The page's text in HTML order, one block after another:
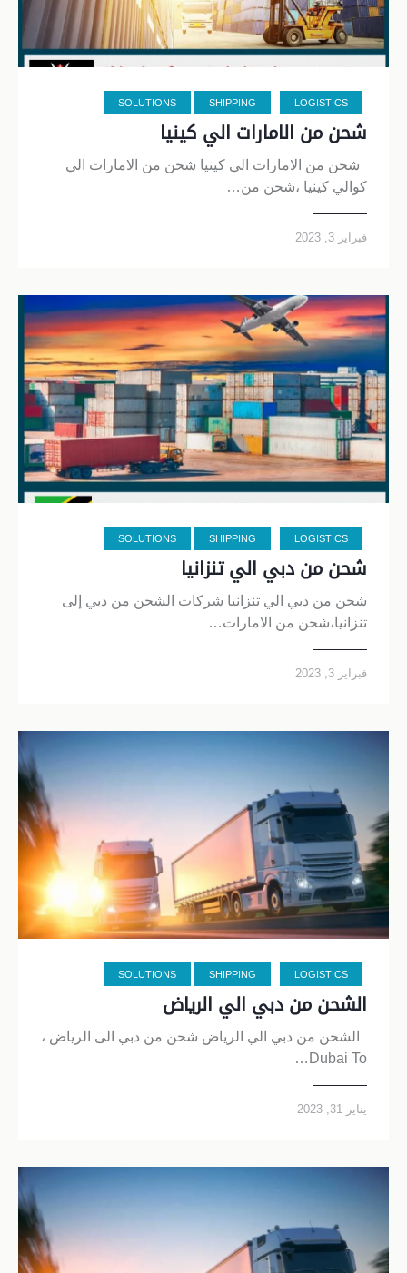
LOGISTICS
SHIPPING
SOLUTIONS
شحن من الامارات الي كينيا
شحن من الامارات الي كينيا شحن من الامارات الي
كوالي كينيا ،شحن من…
فبراير 3, 2023
LOGISTICS
SHIPPING
SOLUTIONS
شحن من دبي الي تنزانيا
شحن من دبي الي تنزانيا شركات الشحن من دبي إلى
تنزانيا،شحن من الامارات…
فبراير 3, 2023
LOGISTICS
SHIPPING
SOLUTIONS
الشحن من دبي الي الرياض
الشحن من دبي الي الرياض شحن من دبي الى الرياض ،
Dubai To…
يناير 31, 2023